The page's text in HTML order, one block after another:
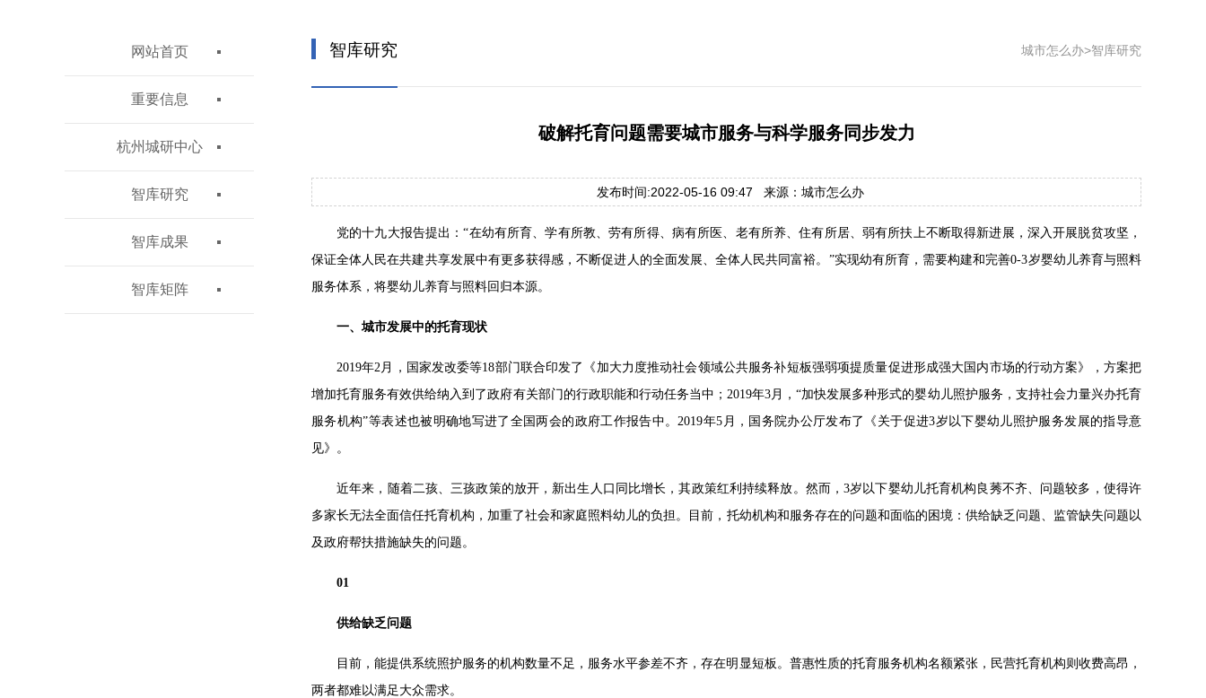
网站首页
重要信息
杭州城研中心
智库研究
智库成果
智库矩阵
智库研究 城市怎么办>智库研究
破解托育问题需要城市服务与科学服务同步发力
发布时间:2022-05-16 09:47 来源：城市怎么办
党的十九大报告提出：“在幼有所育、学有所教、劳有所得、病有所医、老有所养、住有所居、弱有所扶上不断取得新进展，深入开展脱贫攻坚，
保证全体人民在共建共享发展中有更多获得感，不断促进人的全面发展、全体人民共同富裕。”实现幼有所育，需要构建和完善0-3岁婴幼儿养育与照料
服务体系，将婴幼儿养育与照料回归本源。
一、城市发展中的托育现状
2019年2月，国家发改委等18部门联合印发了《加大力度推动社会领域公共服务补短板强弱项提质量促进形成强大国内市场的行动方案》，方案把
增加托育服务有效供给纳入到了政府有关部门的行政职能和行动任务当中；2019年3月，“加快发展多种形式的婴幼儿照护服务，支持社会力量兴办托育
服务机构”等表述也被明确地写进了全国两会的政府工作报告中。2019年5月，国务院办公厅发布了《关于促进3岁以下婴幼儿照护服务发展的指导意
见》。
近年来，随着二孩、三孩政策的放开，新出生人口同比增长，其政策红利持续释放。然而，3岁以下婴幼儿托育机构良莠不齐、问题较多，使得许
多家长无法全面信任托育机构，加重了社会和家庭照料幼儿的负担。目前，托幼机构和服务存在的问题和面临的困境：供给缺乏问题、监管缺失问题以
及政府帮扶措施缺失的问题。
01
供给缺乏问题
目前，能提供系统照护服务的机构数量不足，服务水平参差不齐，存在明显短板。普惠性质的托育服务机构名额紧张，民营托育机构则收费高昂，
两者都难以满足大众需求。